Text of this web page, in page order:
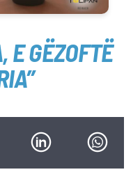
E GËZOFTË